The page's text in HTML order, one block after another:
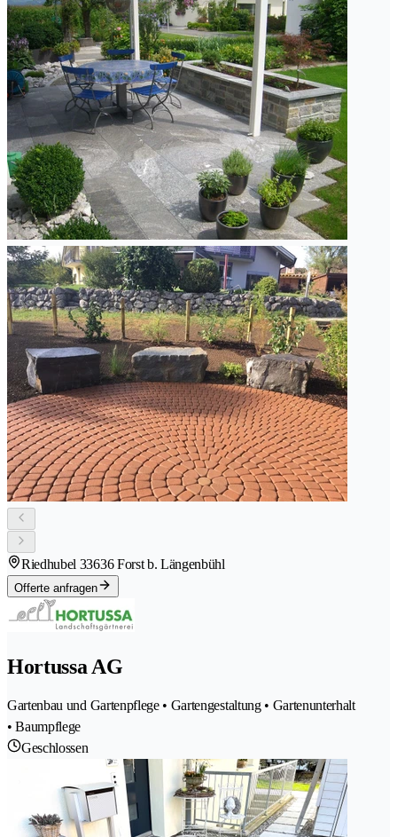
Riedhubel 33636 Forst b. Längenbühl
Offerte anfragen
Hortussa AG
Gartenbau und Gartenpflege • Gartengestaltung • Gartenunterhalt
• Baumpflege
Geschlossen